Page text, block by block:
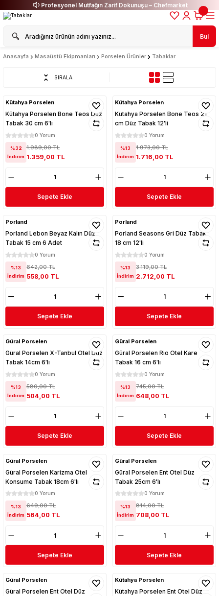
Profesyonel Mutfağın Zarif Dokunuşu – Chefmarket
Bul
Anasayfa Masaüstü Ekipmanları Porselen Ürünler Tabaklar
SIRALA
Kütahya Porselen
Kütahya Porselen Bone Teos Düz
Tabak 30 cm 6'lı
0 Yorum
%32
İndirim
1.989,00 TL
1.359,00 TL
Sepete Ekle
Kütahya Porselen
Kütahya Porselen Bone Teos 21
cm Düz Tabak 12'li
0 Yorum
%13
İndirim
1.973,00 TL
1.716,00 TL
Sepete Ekle
Porland
Porland Lebon Beyaz Kalın Düz
Tabak 15 cm 6 Adet
0 Yorum
%13
İndirim
642,00 TL
558,00 TL
Sepete Ekle
Porland
Porland Seasons Gri Düz Tabak
18 cm 12'li
0 Yorum
%13
İndirim
3.119,00 TL
2.712,00 TL
Sepete Ekle
Güral Porselen
Güral Porselen X-Tanbul Otel Düz
Tabak 14cm 6'lı
0 Yorum
%13
İndirim
580,00 TL
504,00 TL
Sepete Ekle
Güral Porselen
Güral Porselen Rio Otel Kare
Tabak 16 cm 6'lı
0 Yorum
%13
İndirim
745,00 TL
648,00 TL
Sepete Ekle
Güral Porselen
Güral Porselen Karizma Otel
Konsume Tabak 18cm 6'lı
0 Yorum
%13
İndirim
649,00 TL
564,00 TL
Sepete Ekle
Güral Porselen
Güral Porselen Ent Otel Düz
Tabak 25cm 6'lı
0 Yorum
%13
İndirim
814,00 TL
708,00 TL
Sepete Ekle
Güral Porselen
Güral Porselen Ent Otel Düz
Kütahya Porselen
Kütahya Porselen Ent Otel Düz